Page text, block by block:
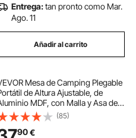
armario extraible
Entrega:tan pronto como Mar.
Ago. 11
Añadir al carrito
Mesa de Camping Plegable
de Altura Ajustable, de
MDF, con Malla y Asa de
Transporte, Ligera y Compacta
para Picnics al Aire Libre,
600 x 400 x 260 mm,
(85)
90€